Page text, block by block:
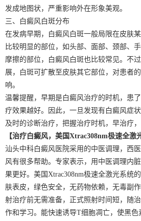
发成地图状，严重影响外在形象美观。
三、白癜风白斑分布
在发病早期，白癜风白斑一般局限在皮肤
比较明显的部位，如头部、面部、颈部、
摩擦的部位，白癜风白斑也比较常见。不
展，白斑可扩散至皮肤其它部位，对患者
响。
温馨提醒，早期是白癜风治疗的时机，患
疗效果越好。因此，一旦发现有白癜风症
及时的诊断治疗，把握治疗时机，早治疗
【治疗白癜风，美国Xtrac308nm极速全激
汕头中科白癜风医院采用的中医调理，西
风有很多帮助。专家表示，用中医调理内
果更好。美国Xtrac308nm极速全激光系统
肤表皮，绿色安全，无药物依赖，无毒副
射治疗前无需准备，正式照射时间短，随
作和学习。能快速诱导T细胞凋亡，使黑